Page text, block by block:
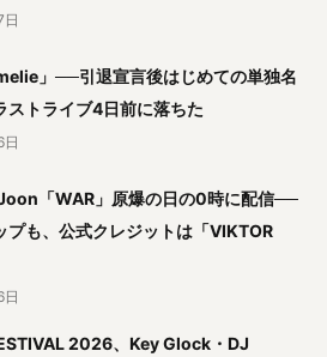
」──引退宣言後はじめての単独名
ストライブ4日前に落ちた
「WAR」原爆の日の0時に配信──
プも、公式クレジットは「VIKTOR
2026、Key Glock・DJ